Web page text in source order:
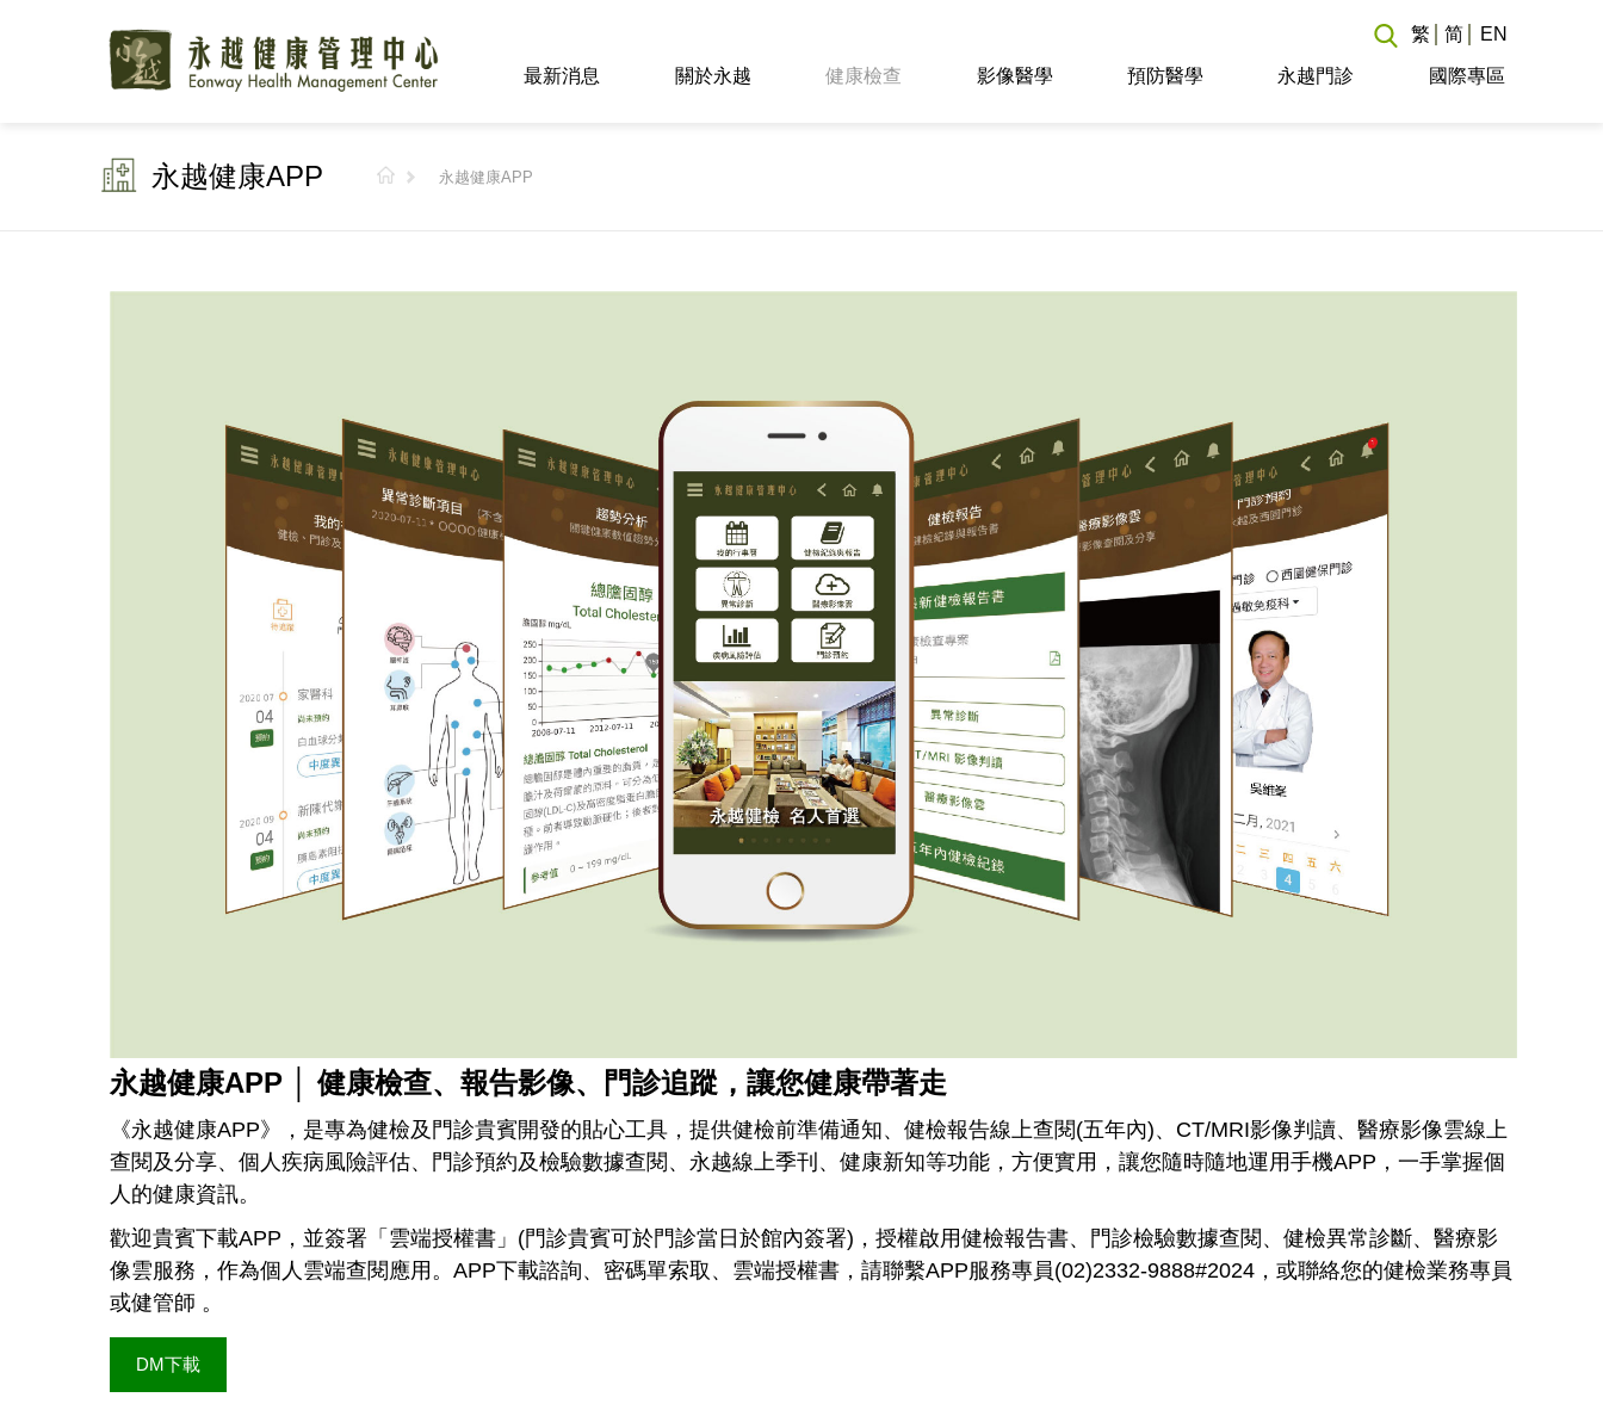
最新消息 關於永越 健康檢查 影像醫學 預防醫學 永越門診 國際專區
繁 简 EN
永越健康APP 永越健康APP
永越健康APP │ 健康檢查、報告影像、門診追蹤，讓您健康帶著走
《永越健康APP》，是專為健檢及門診貴賓開發的貼心工具，提供健檢前準備通知、健檢報告線上查閱(五年內)、CT/MRI影像判讀、醫療影像雲線上
查閱及分享、個人疾病風險評估、門診預約及檢驗數據查閱、永越線上季刊、健康新知等功能，方便實用，讓您隨時隨地運用手機APP，一手掌握個
人的健康資訊。
歡迎貴賓下載APP，並簽署「雲端授權書」(門診貴賓可於門診當日於館內簽署)，授權啟用健檢報告書、門診檢驗數據查閱、健檢異常診斷、醫療影
像雲服務，作為個人雲端查閱應用。APP下載諮詢、密碼單索取、雲端授權書，請聯繫APP服務專員(02)2332-9888#2024，或聯絡您的健檢業務專員
或健管師 。
DM下載